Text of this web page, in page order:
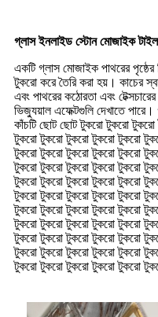
গ্লাস ইনলাইড স্টোন মোজাইক টাইল
একটি গ্লাস মোজাইক পাথরের পৃষ্ঠের
টুকরো করে তৈরি করা হয়। কাচের
এবং পাথরের কঠোরতা এবং
ভিজ্যুয়াল এফেক্টগুলি দেখাতে
কাঁচটি ছোট ছোট টুকরো টুকরো
টুকরো টুকরো টুকরো টুকরো টুকরো
টুকরো টুকরো টুকরো টুকরো টুকরো
টুকরো টুকরো টুকরো টুকরো টুকরো
টুকরো টুকরো টুকরো টুকরো টুকরো
টুকরো টুকরো টুকরো টুকরো টুকরো
টুকরো টুকরো টুকরো টুকরো টুকরো
টুকরো টুকরো টুকরো টুকরো টুকরো
টুকরো টুকরো টুকরো টুকরো টুকরো
টুকরো টুকরো টুকরো টুকরো টুকরো
টুকরো টুকরো টুকরো টুকরো টুকরো